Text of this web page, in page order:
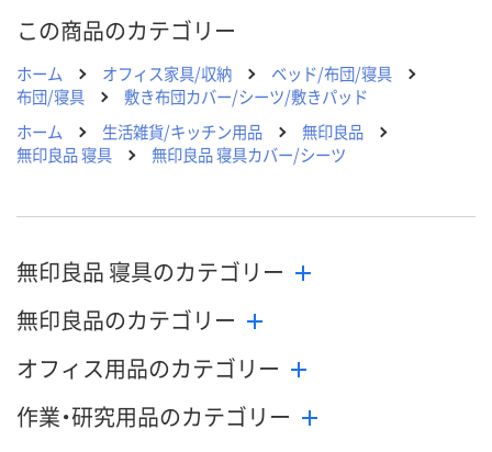
この商品のカテゴリー
ホーム オフィス家具/収納
ベッド/布団/寝具
布団/寝具
敷き布団カバー/シーツ/敷きパッド
ホーム
生活雑貨/キッチン用品
無印良品
無印良品 寝具
無印良品 寝具カバー/シーツ
無印良品 寝具のカテゴリー
無印良品のカテゴリー
オフィス用品のカテゴリー
作業・研究用品のカテゴリー